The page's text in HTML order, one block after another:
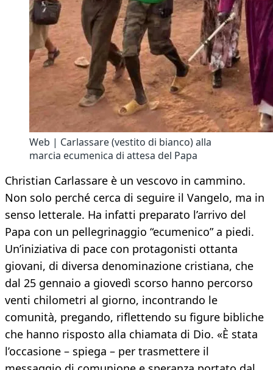
Web | Carlassare (vestito di bianco) alla
marcia ecumenica di attesa del Papa
Christian Carlassare è un vescovo in cammino.
Non solo perché cerca di seguire il Vangelo, ma in
senso letterale. Ha infatti preparato l’arrivo del
Papa con un pellegrinaggio “ecumenico” a piedi.
Un’iniziativa di pace con protagonisti ottanta
giovani, di diversa denominazione cristiana, che
dal 25 gennaio a giovedì scorso hanno percorso
venti chilometri al giorno, incontrando le
comunità, pregando, riflettendo su figure bibliche
che hanno risposto alla chiamata di Dio. «È stata
l’occasione – spiega – per trasmettere il